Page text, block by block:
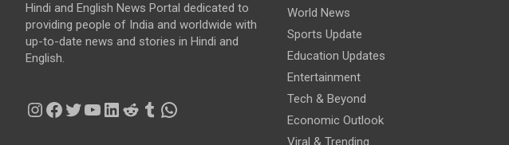
Hindi and English News Portal dedicated to
providing people of India and worldwide with
up-to-date news and stories in Hindi and
English.
Instagram
Facebook
Twitter
YouTube
LinkedIn
Reddit
Tumblr
WhatsApp
World News
Sports Update
Education Updates
Entertainment
Tech & Beyond
Economic Outlook